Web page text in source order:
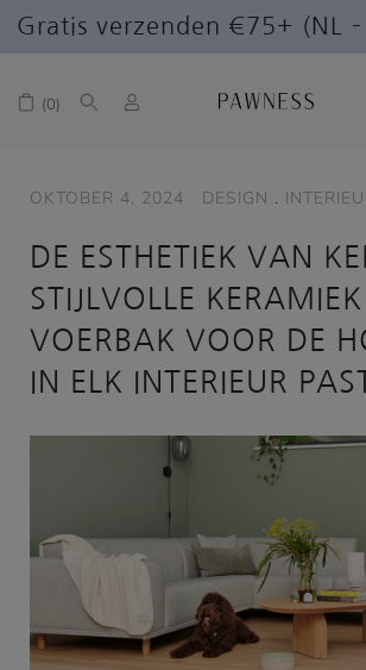
Gratis verzenden €75+ (NL
0
OKTOBER 4, 2024 DESIGN .
DE ESTHETIEK VAN
STIJLVOLLE KERAMIEK
VOERBAK VOOR DE
IN ELK INTERIEUR